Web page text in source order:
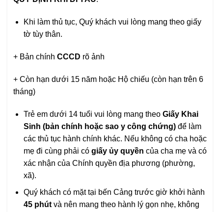
Khi làm thủ tục, Quý khách vui lòng mang theo giấy
tờ tùy thân.
+ Bản chính CCCD rõ ảnh
+ Còn hạn dưới 15 năm hoặc Hộ chiếu (còn hạn trên 6
tháng)
Trẻ em dưới 14 tuổi vui lòng mang theo Giấy Khai
Sinh (bản chính hoặc sao y công chứng)để làm
các thủ tục hành chính khác. Nếu không có cha hoặc
mẹ đi cùng phải có giấy ủy quyền của cha mẹ và có
xác nhận của Chính quyền địa phương (phường,
xã).
Quý khách có mặt tại bến Cảng trước giờ khởi hành
45 phútvà nên mang theo hành lý gọn nhẹ, không